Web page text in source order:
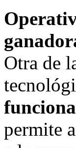
Otra de
permite